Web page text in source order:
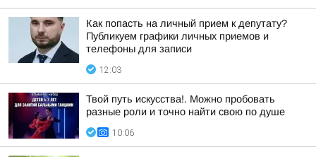
Как попасть на личный прием к депутату?
Публикуем графики личных приемов и
телефоны для записи
12:03
Твой путь искусства!. Можно пробовать
разные роли и точно найти свою по душе
10:06